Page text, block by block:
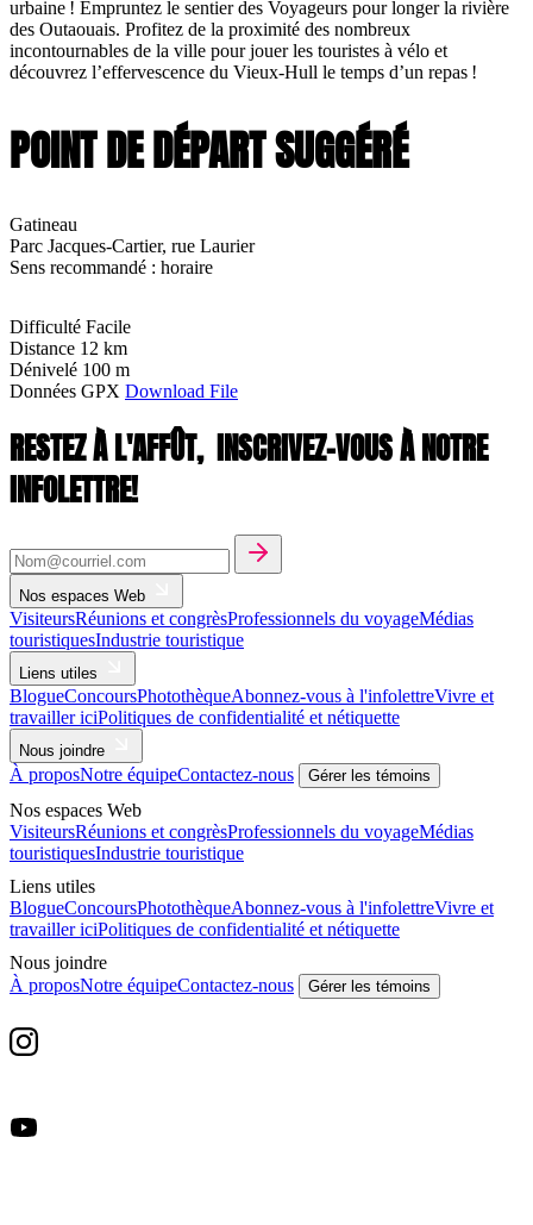
urbaine ! Empruntez le sentier des Voyageurs pour longer la rivière
des Outaouais. Profitez de la proximité des nombreux
incontournables de la ville pour jouer les touristes à vélo et
découvrez l’effervescence du Vieux-Hull le temps d’un repas !
POINT DE DÉPART SUGGÉRÉ
Gatineau
Parc Jacques-Cartier, rue Laurier
Sens recommandé : horaire
Difficulté Facile
Distance 12 km
Dénivelé 100 m
Données GPX Download File
RESTEZ À L'AFFÛT, INSCRIVEZ-VOUS À NOTRE
INFOLETTRE!
Nos espaces Web
VisiteursRéunions et congrèsProfessionnels du voyageMédias
touristiquesIndustrie touristique
Liens utiles
BlogueConcoursPhotothèqueAbonnez-vous à l'infolettreVivre et
travailler iciPolitiques de confidentialité et nétiquette
Nous joindre
À proposNotre équipeContactez-nous Gérer les témoins
Nos espaces Web
VisiteursRéunions et congrèsProfessionnels du voyageMédias
touristiquesIndustrie touristique
Liens utiles
BlogueConcoursPhotothèqueAbonnez-vous à l'infolettreVivre et
travailler iciPolitiques de confidentialité et nétiquette
Nous joindre
À proposNotre équipeContactez-nous Gérer les témoins